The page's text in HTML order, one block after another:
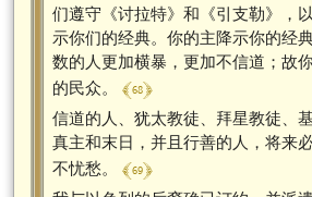
们遵守《讨拉特》和《引支勒》，
示你们的经典。你的主降示你的经
数的人更加横暴，更加不信道；故
的民众。 ﴾ 68 ﴿
信道的人、犹太教徒、拜星教徒、
真主和末日，并且行善的人，将来
不忧愁。 ﴾ 69 ﴿